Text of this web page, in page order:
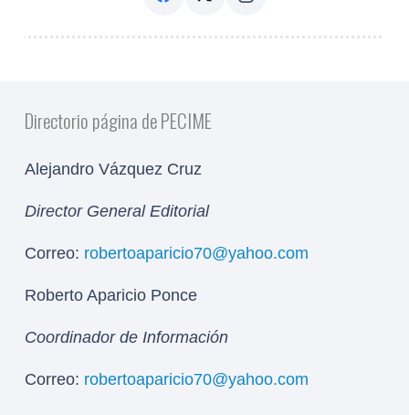
Directorio página de PECIME
Alejandro Vázquez Cruz
Director General Editorial
Correo: robertoaparicio70@yahoo.com
Roberto Aparicio Ponce
Coordinador de Información
Correo: robertoaparicio70@yahoo.com